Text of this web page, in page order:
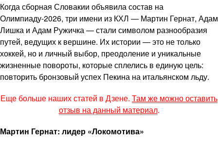
Когда сборная Словакии объявила состав на
Олимпиаду-2026, три имени из КХЛ — Мартин Гернат, Адам
Лишка и Адам Ружичка — стали символом разнообразия
путей, ведущих к вершине. Их истории — это не только
хоккей, но и личный выбор, преодоление и уникальные
жизненные повороты, которые сплелись в единую цель:
повторить бронзовый успех Пекина на итальянском льду.
Еще больше наших статей в Дзене. Там же можно оставить
отзыв на данный материал.
Мартин Гернат: лидер «Локомотива»